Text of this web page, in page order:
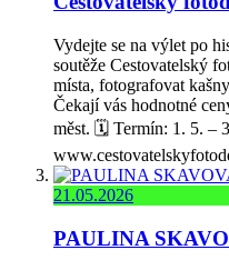
Vydejte se na výlet po
soutěže Cestovatelský
místa, fotografovat
Čekají vás hodnotné
měst. 🗓️ Termín: 1. 5. –
21.05.2026
PAULINA